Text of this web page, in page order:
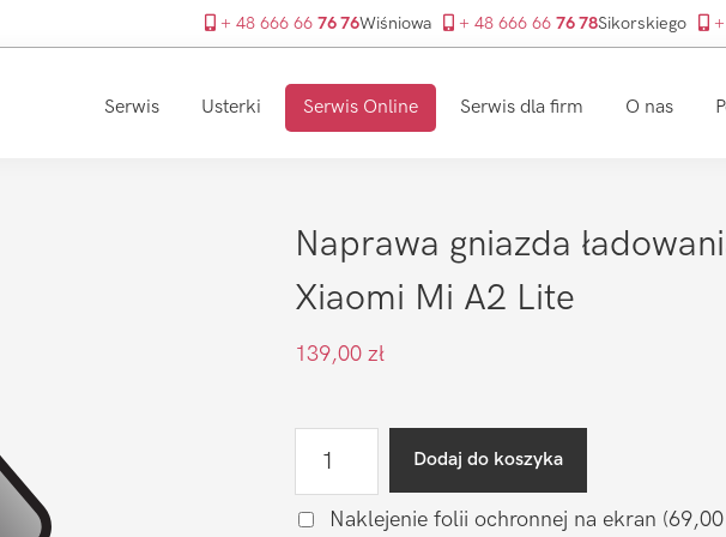
+ 48 666 66 76 76Wiśniowa + 48 666 66 76 78Sikorskiego
Serwis Usterki Serwis Online Serwis dla firm O nas
Naprawa gniazda
Xiaomi Mi A2 Lite
139,00 zł
gniazda
Dodaj do koszyka
Naklejenie folii ochronnej na ekran (69,00